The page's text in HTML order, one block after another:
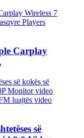
Carplay
së